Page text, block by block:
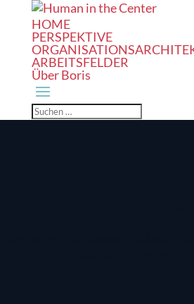
HOME
PERSPEKTIVE
ARBEITSFELDER
Über Boris